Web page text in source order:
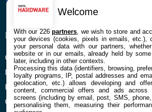
ENTREPRISE
Confidentialité et Cookies
Mentions légales et CGU
Préférences Cookies
Qui sommes nous
À PROPOS
Contact
Welcome
With our 226partners , we wish to store and
your devices (cookies, pixels in emails, etc.),
your personal data with our partners,
website or in our emails, already held by
later, including in other contexts.
Processing this data (identifiers, browsing,
loyalty programs, IP, postal addresses and
geolocation, etc.) allows developing and
content, commercial offers and ads across
screens (including by email, post, SMS,
personalising them, measuring their